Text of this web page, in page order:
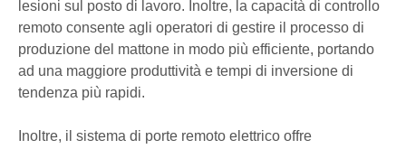
lesioni sul posto di lavoro. Inoltre, la capacità di controllo
remoto consente agli operatori di gestire il processo di
produzione del mattone in modo più efficiente, portando
ad una maggiore produttività e tempi di inversione di
tendenza più rapidi.
Inoltre, il sistema di porte remoto elettrico offre